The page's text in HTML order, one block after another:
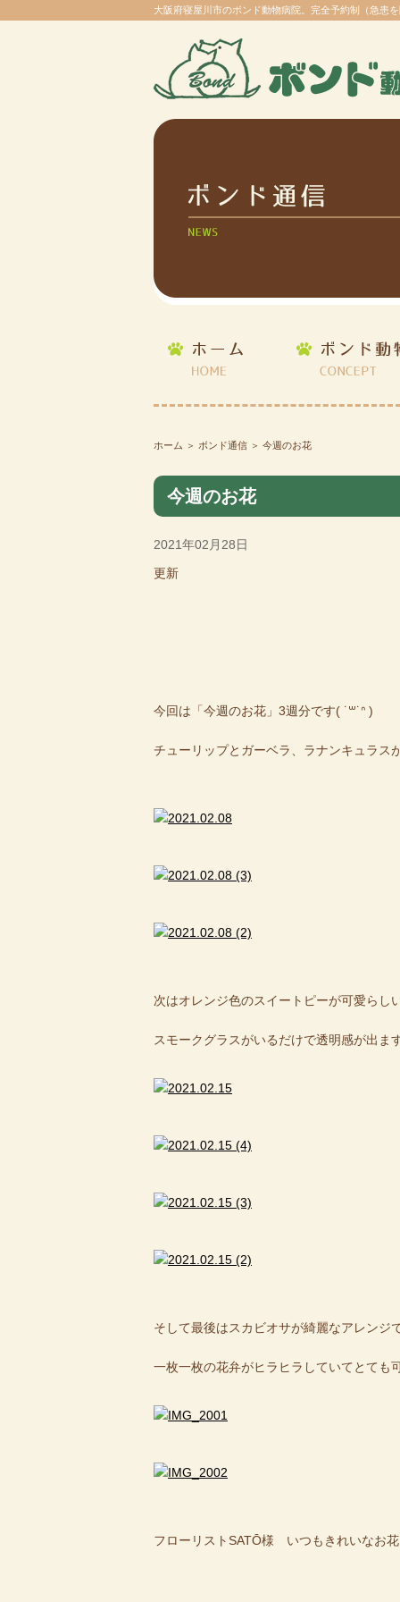
大阪府寝屋川市のボンド動物病院。完全予約制（急患
ホーム ＞ ボンド通信 ＞ 今週のお花
今週のお花
2021年02月28日
更新
今回は「今週のお花」3週分です( ˙꒳​˙ᐢ )
チューリップとガーベラ、ラナンキュラス
次はオレンジ色のスイートピーが可愛らし
スモークグラスがいるだけで透明感が出ま
そして最後はスカビオサが綺麗なアレンジ
一枚一枚の花弁がヒラヒラしていてとても
フローリストSATŌ様 いつもきれいなお